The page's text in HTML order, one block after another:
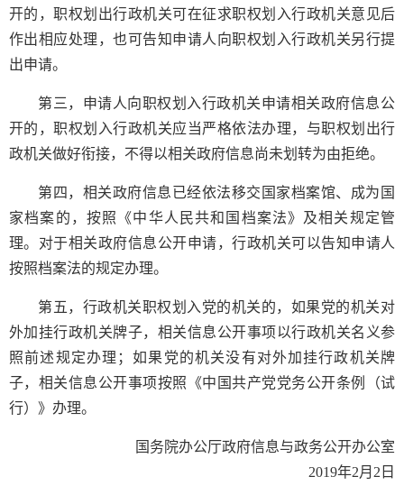
开的，职权划出行政机关可在征求职权划入行政机关意见后
作出相应处理，也可告知申请人向职权划入行政机关另行提
出申请。
第三，申请人向职权划入行政机关申请相关政府信息公
开的，职权划入行政机关应当严格依法办理，与职权划出行
政机关做好衔接，不得以相关政府信息尚未划转为由拒绝。
第四，相关政府信息已经依法移交国家档案馆、成为国
家档案的，按照《中华人民共和国档案法》及相关规定管
理。对于相关政府信息公开申请，行政机关可以告知申请人
按照档案法的规定办理。
第五，行政机关职权划入党的机关的，如果党的机关对
外加挂行政机关牌子，相关信息公开事项以行政机关名义参
照前述规定办理；如果党的机关没有对外加挂行政机关牌
子，相关信息公开事项按照《中国共产党党务公开条例（试
行）》办理。
国务院办公厅政府信息与政务公开办公室
2019年2月2日